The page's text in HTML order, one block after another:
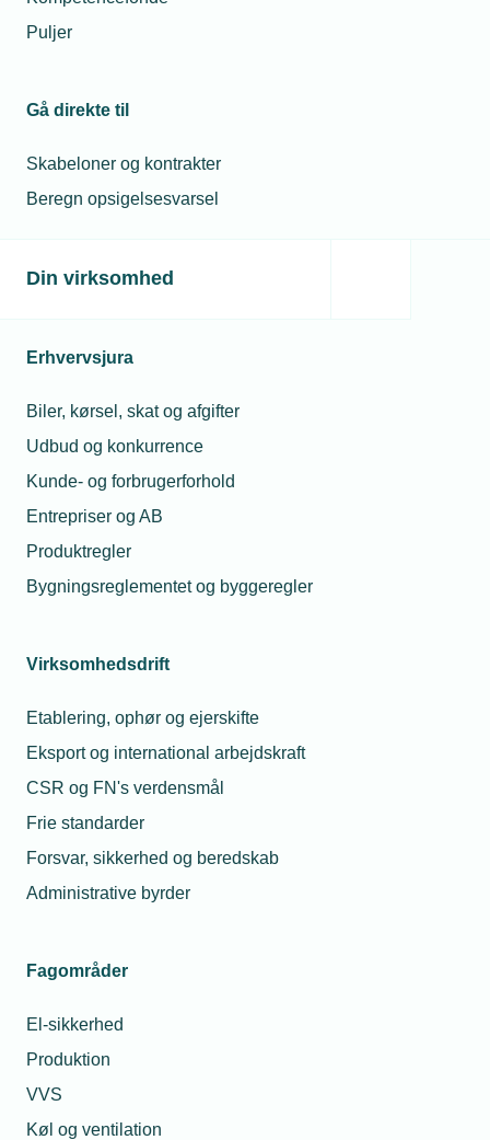
Puljer
Gå direkte til
Skabeloner og kontrakter
Beregn opsigelsesvarsel
Din virksomhed
Erhvervsjura
Biler, kørsel, skat og afgifter
Udbud og konkurrence
Kunde- og forbrugerforhold
Entrepriser og AB
Produktregler
Bygningsreglementet og byggeregler
Virksomhedsdrift
Etablering, ophør og ejerskifte
Eksport og international arbejdskraft
CSR og FN's verdensmål
Frie standarder
Forsvar, sikkerhed og beredskab
Administrative byrder
Fagområder
El-sikkerhed
Produktion
VVS
Køl og ventilation